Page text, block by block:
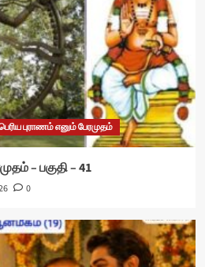
புராணம் எனும் பேரமுதம்
– பகுதி – 41
0